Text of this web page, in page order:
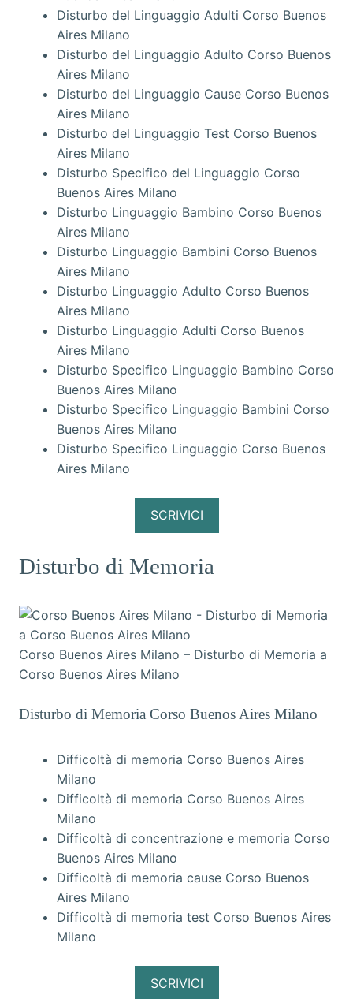
Disturbo del Linguaggio Adulti Corso Buenos
Aires Milano
Disturbo del Linguaggio Adulto Corso Buenos
Aires Milano
Disturbo del Linguaggio Cause Corso Buenos
Aires Milano
Disturbo del Linguaggio Test Corso Buenos
Aires Milano
Disturbo Specifico del Linguaggio Corso
Buenos Aires Milano
Disturbo Linguaggio Bambino Corso Buenos
Aires Milano
Disturbo Linguaggio Bambini Corso Buenos
Aires Milano
Disturbo Linguaggio Adulto Corso Buenos
Aires Milano
Disturbo Linguaggio Adulti Corso Buenos
Aires Milano
Disturbo Specifico Linguaggio Bambino Corso
Buenos Aires Milano
Disturbo Specifico Linguaggio Bambini Corso
Buenos Aires Milano
Disturbo Specifico Linguaggio Corso Buenos
Aires Milano
SCRIVICI
Disturbo di Memoria
Corso Buenos Aires Milano – Disturbo di Memoria a
Corso Buenos Aires Milano
Disturbo di Memoria Corso Buenos Aires Milano
Difficoltà di memoria Corso Buenos Aires
Milano
Difficoltà di memoria Corso Buenos Aires
Milano
Difficoltà di concentrazione e memoria Corso
Buenos Aires Milano
Difficoltà di memoria cause Corso Buenos
Aires Milano
Difficoltà di memoria test Corso Buenos Aires
Milano
SCRIVICI